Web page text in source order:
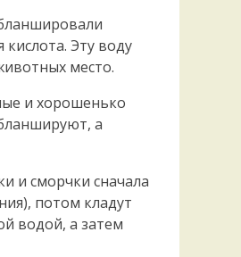
Эту воду
место.
и хорошенько
а
и сморчки сначала
потом кладут
водой, а затем